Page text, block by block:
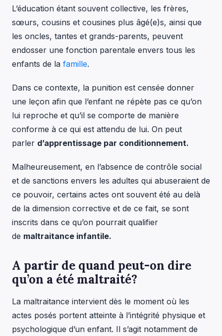
L’éducation étant souvent collective, les frères,
sœurs, cousins et cousines plus âgé(e)s, ainsi que
les oncles, tantes et grands-parents, peuvent
endosser une fonction parentale envers tous les
enfants de la famille.
Dans ce contexte, la punition est censée donner
une leçon afin que l’enfant ne répète pas ce qu’on
lui reproche et qu’il se comporte de manière
conforme à ce qui est attendu de lui. On peut
parler d’apprentissage par conditionnement.
Malheureusement, en l’absence de contrôle social
et de sanctions envers les adultes qui abuseraient de
ce pouvoir, certains actes ont souvent été au delà
de la dimension corrective et de ce fait, se sont
inscrits dans ce qu’on pourrait qualifier
de maltraitance infantile.
A partir de quand peut-on dire
qu’on a été maltraité?
La maltraitance intervient dès le moment où les
actes posés portent atteinte à l’intégrité physique et
psychologique d’un enfant. Il s’agit notamment de